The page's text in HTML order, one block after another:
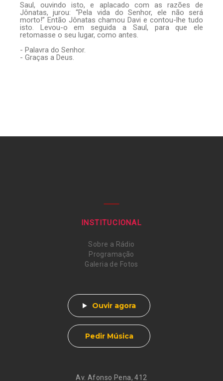
Saul, ouvindo isto, e aplacado com as razões de
Jônatas, jurou: “Pela vida do Senhor, ele não será
morto!” Então Jônatas chamou Davi e contou-lhe tudo
isto. Levou-o em seguida a Saul, para que ele
retomasse o seu lugar, como antes.
- Palavra do Senhor.
- Graças a Deus.
Av. Afonso Pena, 412
INSTITUCIONAL
Sobre a Rádio
Programação
Galeria de Fotos
Ouvir agora
Pedir Música